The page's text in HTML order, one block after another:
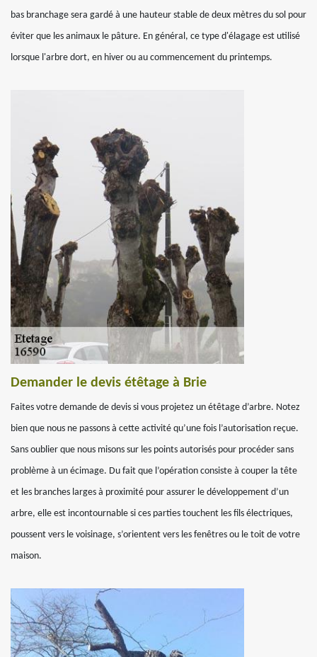
bas branchage sera gardé à une hauteur stable de deux mètres du sol pour
éviter que les animaux le pâture. En général, ce type d'élagage est utilisé
lorsque l'arbre dort, en hiver ou au commencement du printemps.
Demander le devis étêtage à Brie
Faites votre demande de devis si vous projetez un étêtage d’arbre. Notez
bien que nous ne passons à cette activité qu’une fois l’autorisation reçue.
Sans oublier que nous misons sur les points autorisés pour procéder sans
problème à un écimage. Du fait que l’opération consiste à couper la tête
et les branches larges à proximité pour assurer le développement d’un
arbre, elle est incontournable si ces parties touchent les fils électriques,
poussent vers le voisinage, s’orientent vers les fenêtres ou le toit de votre
maison.